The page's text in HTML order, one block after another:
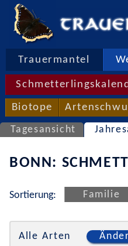
Trauermantel
Biotope
Tagesansicht
BONN:
Sortierung: Familie
Alle Arten